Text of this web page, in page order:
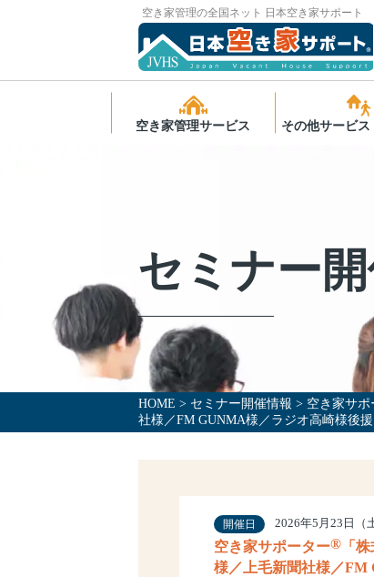
空き家管理の全国ネット 日本空き家サポート
空き家管理サービス
スタンダードプラス
マンション管理プラン
ご利用までの流れ
よくあるご質問
その他サービ
後見人受任
セミナー
HOME > セミナー開催情報 > 空き家サ
社様／FM GUNMA様／ラジオ高崎様後援
開催日 2026年5月23日（
空き家サポーター® 「
様／上毛新聞社様／FM